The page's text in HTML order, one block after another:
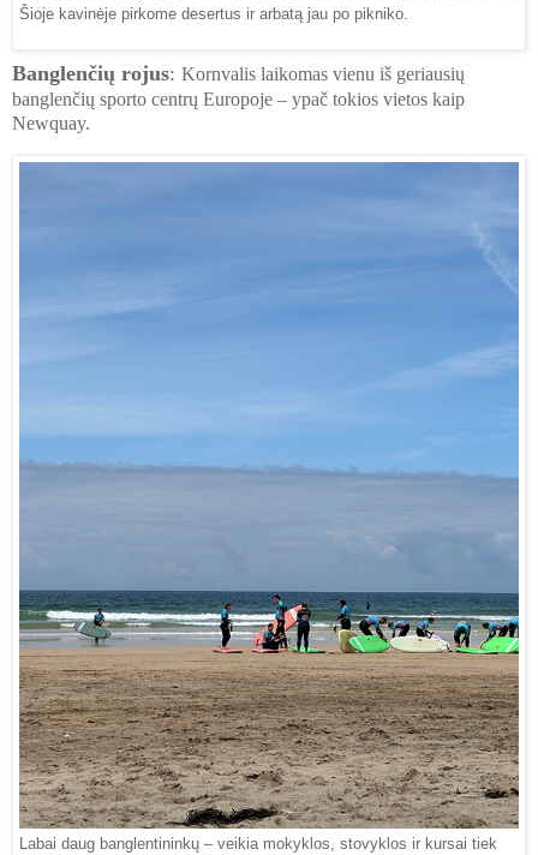
Šioje kavinėje pirkome desertus ir arbatą jau po pikniko.
Banglenčių rojus: Kornvalis laikomas vienu iš geriausių
banglenčių sporto centrų Europoje – ypač tokios vietos kaip
Newquay.
Labai daug banglentininkų – veikia mokyklos, stovyklos ir kursai tiek